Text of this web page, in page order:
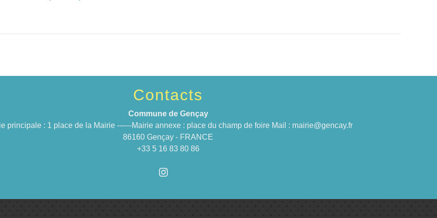
Contacts
Commune de Gençay
principale : 1 place de la Mairie ------Mairie annexe : place du champ de foire Mail : mairie@gencay.fr
86160 Gençay - FRANCE
+33 5 16 83 80 86